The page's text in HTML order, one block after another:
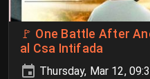
🚩 One Battle After
al Csa Intifada
Thursday, Mar 12,